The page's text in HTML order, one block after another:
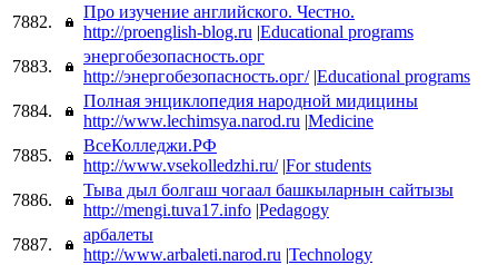
7882.
Про изучение английского. Честно.
http://proenglish-blog.ru |Educational programs
7883.
энергобезопасность.орг
http://энергобезопасность.орг/ |Educational programs
7884.
Полная энциклопедия народной мидицины
http://www.lechimsya.narod.ru |Medicine
7885.
ВсеКолледжи.РФ
http://www.vsekolledzhi.ru/ |For students
7886.
Тыва дыл болгаш чогаал башкыларнын сайтызы
http://mengi.tuva17.info |Pedagogy
7887.
арбалеты
http://www.arbaleti.narod.ru |Technology